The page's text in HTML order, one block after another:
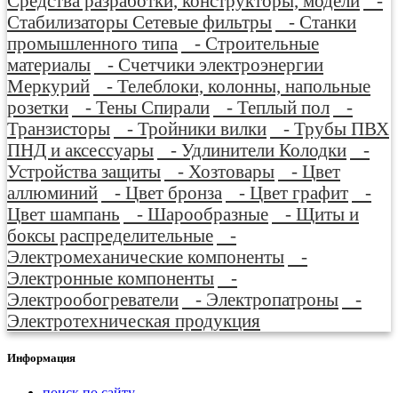
Стабилизаторы Сетевые фильтры
- Станки
промышленного типа
- Строительные
материалы
- Счетчики электроэнергии
Меркурий
- Телеблоки, колонны, напольные
розетки
- Тены Спирали - Теплый пол
-
Транзисторы
- Тройники вилки
- Трубы ПВХ
ПНД и аксессуары
- Удлинители Колодки
-
Устройства защиты
- Хозтовары
- Цвет
аллюминий
- Цвет бронза - Цвет графит
-
Цвет шампань
- Шарообразные
- Щиты и
боксы распределительные
-
Электромеханические компоненты
-
Электронные компоненты
-
Электрообогреватели
- Электропатроны
-
Электротехническая продукция
Информация